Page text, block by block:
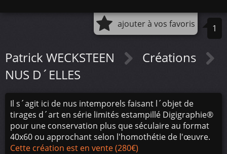
ajouter à vos favoris 1
Patrick WECKSTEEN
Créations
NUS D´ELLES
Il s´agit ici de nus intemporels faisant l´objet de
tirages d´art en série limités estampillé Digigraphie®
pour une conservation plus que séculaire au format
40x60 ou approchant selon l'homothétie de l'œuvre.
Cette création est en vente (280€)